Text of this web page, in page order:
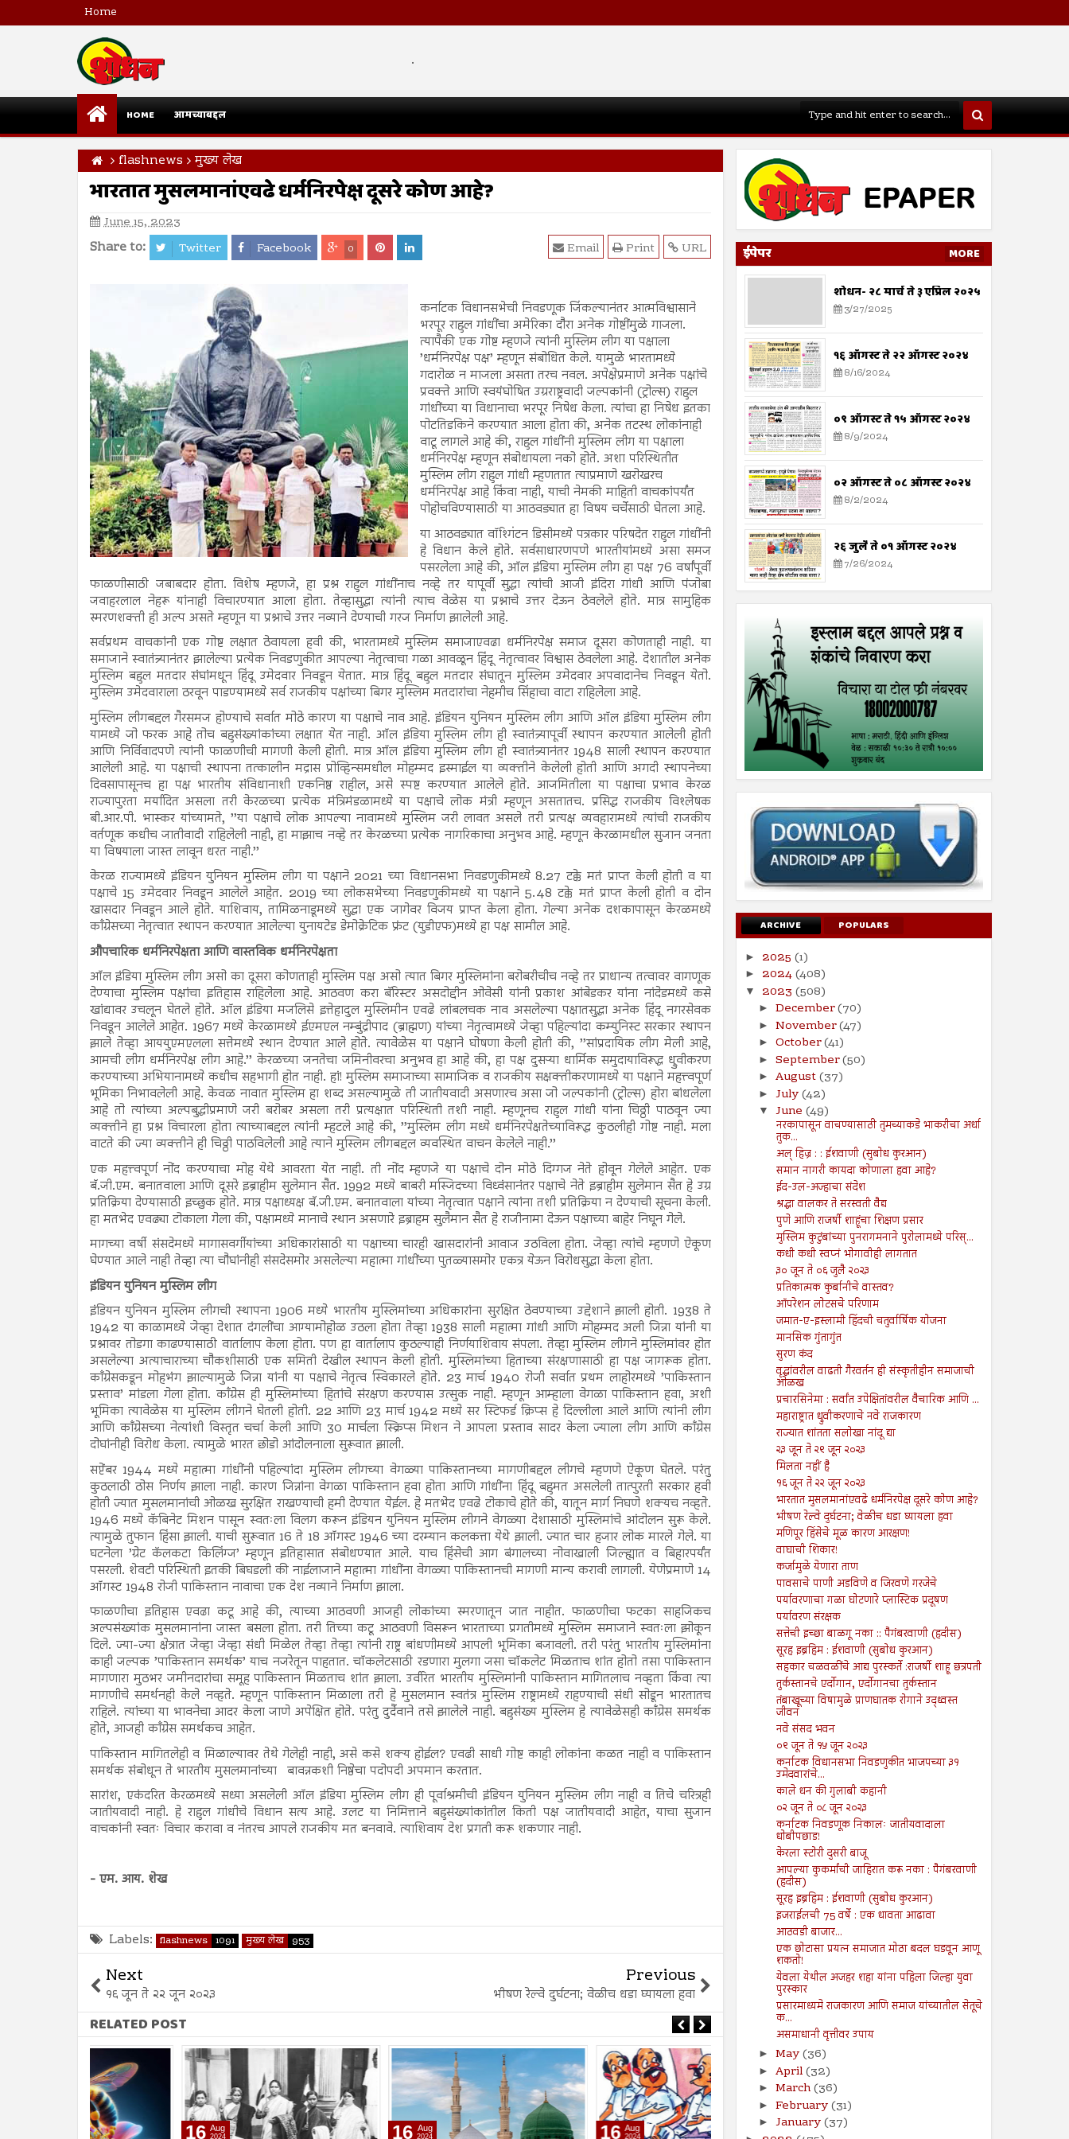
Home
.
HOME आमच्याबद्दल
flashnews मुख्य लेख
भारतात मुसलमानांएवढे धर्मनिरपेक्ष दूसरे कोण आहे?
June 15, 2023
Share to: Twitter Facebook 0 URL
Print
Email
कर्नाटक विधानसभेची निवडणूक जिंकल्यानंतर आत्मविश्वासाने
भरपूर राहुल गांधींचा अमेरिका दौरा अनेक गोष्टींमुळे गाजला.
त्यापैकी एक गोष्ट म्हणजे त्यांनी मुस्लिम लीग या पक्षाला
’धर्मनिरपेक्ष पक्ष’ म्हणून संबोधित केले. यामुळे भारतामध्ये
गदारोळ न माजला असता तरच नवल. अपेक्षेप्रमाणे अनेक पक्षांचे
प्रवक्ते आणि स्वयंघोषित उग्रराष्ट्रवादी जल्पकांनी (ट्रोल्स) राहुल
गांधींच्या या विधानाचा भरपूर निषेध केला. त्यांचा हा निषेध इतका
पोटतिडकिने करण्यात आला होता की, अनेक तटस्थ लोकांनाही
वाटू लागले आहे की, राहुल गांधींनी मुस्लिम लीग या पक्षाला
धर्मनिरपेक्ष म्हणून संबोधायला नको होते. अशा परिस्थितीत
मुस्लिम लीग राहुल गांधी म्हणतात त्याप्रमाणे खरोखरच
धर्मनिरपेक्ष आहे किंवा नाही, याची नेमकी माहिती वाचकांपर्यंत
पोहोचविण्यासाठी या आठवड्यात हा विषय चर्चेसाठी घेतला आहे.
या आठवड्यात वॉश्गिंटन डिसीमध्ये पत्रकार परिषदेत राहुल गांधींनी
हे विधान केले होते. सर्वसाधारणपणे भारतीयांमध्ये असा समज
पसरलेला आहे की, ऑल इंडिया मुस्लिम लीग हा पक्ष 76 वर्षांपूर्वी
फाळणीसाठी जबाबदार होता. विशेष म्हणजे, हा प्रश्न राहुल गांधींनाच नव्हे तर यापूर्वी सुद्धा त्यांची आजी इंदिरा गांधी आणि पंजोबा
जवाहरलाल नेहरू यांनाही विचारण्यात आला होता. तेव्हासुद्धा त्यांनी त्याच वेळेस या प्रश्नाचे उत्तर देऊन ठेवलेले होते. मात्र सामुहिक
स्मरणशक्ती ही अल्प असते म्हणून या प्रश्नाचे उत्तर नव्याने देण्याची गरज निर्माण झालेली आहे.
सर्वप्रथम वाचकांनी एक गोष्ट लक्षात ठेवायला हवी की, भारतामध्ये मुस्लिम समाजाएवढा धर्मनिरपेक्ष समाज दूसरा कोणताही नाही. या
समाजाने स्वातंत्र्यानंतर झालेल्या प्रत्येक निवडणुकीत आपल्या नेतृत्वाचा गळा आवळून हिंदू नेतृत्वावर विश्वास ठेवलेला आहे. देशातील अनेक
मुस्लिम बहुल मतदार संघांमधून हिंदू उमेदवार निवडून येतात. मात्र हिंदू बहुल मतदार संघातून मुस्लिम उमेदवार अपवादानेच निवडून येतो.
मुस्लिम उमेदवाराला ठरवून पाडण्यामध्ये सर्व राजकीय पक्षांच्या बिगर मुस्लिम मतदारांचा नेहमीच सिंहाचा वाटा राहिलेला आहे.
मुस्लिम लीगबद्दल गैरसमज होण्याचे सर्वात मोठे कारण या पक्षाचे नाव आहे. इंडियन युनियन मुस्लिम लीग आणि ऑल इंडिया मुस्लिम लीग
यामध्ये जो फरक आहे तोच बहुसंख्यांकांच्या लक्षात येत नाही. ऑल इंडिया मुस्लिम लीग ही स्वातंत्र्यापूर्वी स्थापन करण्यात आलेली होती
आणि निर्विवादपणे त्यांनी फाळणीची मागणी केली होती. मात्र ऑल इंडिया मुस्लिम लीग ही स्वातंत्र्यानंतर 1948 साली स्थापन करण्यात
आलेली आहे. या पक्षाची स्थापना तत्कालीन मद्रास प्रोव्हिन्समधील मोहम्मद इस्माईल या व्यक्तीने केलेली होती आणि अगदी स्थापनेच्या
दिवसापासूनच हा पक्ष भारतीय संविधानाशी एकनिष्ठ राहील, असे स्पष्ट करण्यात आलेले होते. आजमितीला या पक्षाचा प्रभाव केरळ
राज्यापुरता मर्यादित असला तरी केरळच्या प्रत्येक मंत्रिमंडळामध्ये या पक्षाचे लोक मंत्री म्हणून असतातच. प्रसिद्ध राजकीय विश्लेषक
बी.आर.पी. भास्कर यांच्यामते, ’’या पक्षाचे लोक आपल्या नावामध्ये मुस्लिम जरी लावत असले तरी प्रत्यक्ष व्यवहारामध्ये त्यांची राजकीय
वर्तणूक कधीच जातीवादी राहिलेली नाही, हा माझाच नव्हे तर केरळच्या प्रत्येक नागरिकाचा अनुभव आहे. म्हणून केरळामधील सुजान जनता
या विषयाला जास्त लावून धरत नाही.’’
केरळ राज्यामध्ये इंडियन युनियन मुस्लिम लीग या पक्षाने 2021 च्या विधानसभा निवडणुकीमध्ये 8.27 टक्के मतं प्राप्त केली होती व या
पक्षाचे 15 उमेदवार निवडून आलेले आहेत. 2019 च्या लोकसभेच्या निवडणुकीमध्ये या पक्षाने 5.48 टक्के मतं प्राप्त केली होती व दोन
खासदार निवडून आले होते. याशिवाय, तामिळनाडूमध्ये सुद्धा एक जागेवर विजय प्राप्त केला होता. गेल्या अनेक दशकापासून केरळमध्ये
काँग्रेसच्या नेतृत्वात स्थापन करण्यात आलेल्या युनायटेड डेमोक्रेटिक फ्रंट (युडीएफ)मध्ये हा पक्ष सामील आहे.
औपचारिक धर्मनिरपेक्षता आणि वास्तविक धर्मनिरपेक्षता
ऑल इंडिया मुस्लिम लीग असो का दूसरा कोणताही मुस्लिम पक्ष असो त्यात बिगर मुस्लिमांना बरोबरीचीच नव्हे तर प्राधान्य तत्वावर वागणूक
देण्याचा मुस्लिम पक्षांचा इतिहास राहिलेला आहे. आठवण करा बॅरिस्टर असदोद्दीन ओवेसी यांनी प्रकाश आंबेडकर यांना नांदेडमध्ये कसे
खांद्यावर उचलून घेतले होते. ऑल इंडिया मजलिसे इत्तेहादुल मुस्लिमीन एवढे लांबलचक नाव असलेल्या पक्षातसुद्धा अनेक हिंदू नगरसेवक
निवडून आलेले आहेत. 1967 मध्ये केरळामध्ये ईएमएल नम्बुंद्रीपाद (ब्राह्मण) यांच्या नेतृत्वामध्ये जेव्हा पहिल्यांदा कम्युनिस्ट सरकार स्थापन
झाले तेव्हा आययुएमएलला सत्तेमध्ये स्थान देण्यात आले होते. त्यावेळेस या पक्षाने घोषणा केली होती की, ’’सांप्रदायिक लीग मेली आहे,
आमची लीग धर्मनिरपेक्ष लीग आहे.’’ केरळच्या जनतेचा जमिनीवरचा अनुभव हा आहे की, हा पक्ष दुसऱ्या धार्मिक समुदायाविरूद्ध ध्रुवीकरण
करण्याच्या अभियानामध्ये कधीच सहभागी होत नाही. हां! मुस्लिम समाजाच्या सामाजिक व राजकीय सक्षक्तीकरणामध्ये या पक्षाने महत्त्वपूर्ण
भूमिका निभावलेली आहे. केवळ नावात मुस्लिम हा शब्द असल्यामुळे ती जातीयवादी असणारच असा जो जल्पकांनी (ट्रोल्स) होरा बांधलेला
आहे तो त्यांच्या अल्पबुद्धीप्रमाणे जरी बरोबर असला तरी प्रत्यक्षात परिस्थिती तशी नाही. म्हणूनच राहुल गांधी यांना चिठ्ठी पाठवून ज्या
व्यक्तीने हा प्रश्न विचारला होता त्याच्याबद्दल त्यांनी म्हटले आहे की, ’’मुस्लिम लीग मध्ये धर्मनिरपेक्षतेच्याविरूद्ध कुठलीही गोष्ट नाही. मला
वाटते की ज्या व्यक्तीने ही चिठ्ठी पाठविलेली आहे त्याने मुस्लिम लीगबद्दल व्यवस्थित वाचन केलेले नाही.’’
एक महत्त्वपूर्ण नोंद करण्याचा मोह येथे आवरता येत नाही. ती नोंद म्हणजे या पक्षाचे दोन मोठे दिग्गज नेते होवून गेलेले आहेत. एक
बॅ.जी.एम. बनातवाला आणि दूसरे इब्राहीम सुलेमान सैत. 1992 मध्ये बाबरी मस्जिदच्या विध्वंसानंतर पक्षाचे नेते इब्राहीम सुलेमान सैत हे उग्र
प्रतिक्रिया देण्यासाठी इच्छुक होते. मात्र पक्षाध्यक्ष बॅ.जी.एम. बनातवाला यांच्या नेतृत्वात पक्षाने त्यांना तशी प्रतिक्रिया न देण्याची सूचना केली.
हा मतभेद एवढ्या टोकाला गेला की, पक्षामध्ये मानाचे स्थान असणारे इब्राहम सुलैमान सैत हे राजीनामा देऊन पक्षाच्या बाहेर निघून गेले.
मागच्या वर्षी संसदेमध्ये मागासवर्गीयांच्या अधिकारांसाठी या पक्षाच्या चारही खासदारांनी आवाज उठविला होता. जेव्हा त्यांचे म्हणणे ऐकूण
घेण्यात आले नाही तेव्हा त्या चौघांनीही संसदेसमोर असलेल्या महात्मा गांधींच्या पुतळ्यासमोर एकत्र येऊन विरोधसुद्धा केला होता.
इंडियन युनियन मुस्लिम लीग
इंडियन युनियन मुस्लिम लीगची स्थापना 1906 मध्ये भारतीय मुस्लिमांच्या अधिकारांना सुरक्षित ठेवण्याच्या उद्देशाने झाली होती. 1938 ते
1942 या काळामध्ये जेव्हा देशात दंगलींचा आग्यामोहोळ उठला होता तेव्हा 1938 साली महात्मा गांधी आणि मोहम्मद अली जिन्ना यांनी या
प्रश्नावर तोडगा काढण्यासाठी वार्तालाप केला होता. पण हा वार्तालाप कुठल्याही निर्णयाशिवाय संपला. तेव्हा मुस्लिम लीगने मुस्लिमांवर होत
असलेल्या अत्याचाराच्या चौकशीसाठी एक समिती देखील स्थापन केली होती. मुस्लिमांच्या हिताच्या संरक्षणासाठी हा पक्ष जागरूक होता.
काँग्रेसकडून मोहभंग झाल्यामुळे जिन्ना यांनी या पक्षाचे नेतृत्व स्विकारले होते. 23 मार्च 1940 रोजी सर्वात प्रथम लाहोरमध्ये ’पाकिस्तान
प्रस्ताव’ मांडला गेला होता. काँग्रेस ही मुस्लिमांच्या हितांचे संरक्षण करण्यास उत्सुक नाही. म्हणून आम्हाला वेगळा पाकिस्तान हवा, अशी
भूमिका त्यावेळेस या मुस्लिम लीगने घेतली होती. 22 आणि 23 मार्च 1942 मध्ये सर स्टिफर्ड क्रिप्स हे दिल्लीला आले आणि त्यांनी लीग
आणि काँग्रेसच्या नेत्यांशी विस्तृत चर्चा केली आणि 30 मार्चला स्क्रिप्स मिशन ने आपला प्रस्ताव सादर केला ज्याला लीग आणि काँग्रेस
दोघांनीही विरोध केला. त्यामुळे भारत छोडो आंदोलनाला सुरूवात झाली.
सप्टेंबर 1944 मध्ये महात्मा गांधींनी पहिल्यांदा मुस्लिम लीगच्या वेगळ्या पाकिस्तानच्या मागणीबद्दल लीगचे म्हणणे ऐकूण घेतले. परंतु
कुठलाठी ठोस निर्णय झाला नाही. कारण जिन्नांना वेगळा पाकिस्तान हवा होता आणि गांधींना हिंदू बहुमत असलेली तात्पुरती सरकार हवी
होती ज्यात मुसलमानांची ओळख सुरक्षित राखण्याची हमी देण्यात येईल. हे मतभेद एवढे टोकाचे होते की, यातून मार्ग निघणे शक्यच नव्हते.
1946 मध्ये कॅबिनेट मिशन पासून स्वतःला विलग करून इंडियन युनियन मुस्लिम लीगने वेगळ्या देशासाठी मुस्लिमांचे आंदोलन सुरू केले.
त्यामुळे तुफान हिंसा झाली. याची सुरूवात 16 ते 18 ऑगस्ट 1946 च्या दरम्यान कलकत्ता येथे झाली. ज्यात चार हजार लोक मारले गेले. या
घटनेला ’ग्रेट कॅलकटा किलिंग्ज’ म्हणून इतिहासात संबोधण्यात आले. याच हिंसेची आग बंगालच्या नोवाखाली जिल्ह्यात व बिहारपर्यंत
पसरली. शेवटी परिस्थिती इतकी बिघडली की नाईलाजाने महात्मा गांधींना वेगळ्या पाकिस्तानची मागणी मान्य करावी लागली. येणेप्रमाणे 14
ऑगस्ट 1948 रोजी पाकिस्तान नावाचा एक देश नव्याने निर्माण झाला.
फाळणीचा इतिहास एवढा कटू आहे की, त्याच्या आठवणी आजही लोकांच्या स्मरणातून जात नाहीत. फाळणीचा फटका साहजिकच
अल्पसंख्यांक मुसलमानांना जास्त बसला होता. तरी तिच्या कटू आठवणी विसरून भारताच्या प्रगतीमध्ये मुस्लिम समाजाने स्वतःला झोकून
दिले. ज्या-ज्या क्षेत्रात जेव्हा जेव्हा संधी मिळेल तेव्हा तेव्हा त्यांनी राष्ट्र बांधणीमध्ये आपली भूमिका बजावली. तरी परंतु भारतीय मुस्लिमांना
काही जल्पक ’पाकिस्तान समर्थक’ याच नजरेतून पाहतात. चॉकलेटसाठी रडणारा मुलगा जसा चॉकलेट मिळताच शांत होतो तसा पाकिस्तान
मागणारा मुठभर जमीनदारांचा समूह पाकिस्तान मिळताच शांत झाला. उर्वरित भारतीय मुस्लिमांनी पाकिस्तान मागितलाच नव्हता किंवा त्या
मागणीचे समर्थनही केले नव्हते. म्हणून पाकिस्तान मिळाला तरी हे मुसलमान स्वतंत्र मुस्लिम राष्ट्रामध्ये राहण्याची संधी सोडून भारतातच
राहिले. त्यांच्या या भावनेचा आदर केला जाणे अपेक्षित होते. परंतु दुर्दैवाने तसे झालेले नाही. बहुसंख्य मुस्लिम हे त्यावेळेसही काँग्रेस समर्थक
होते, आजही काँग्रेस समर्थकच आहेत.
पाकिस्तान मागितलेही व मिळाल्यावर तेथे गेलेही नाही, असे कसे शक्य होईल? एवढी साधी गोष्ट काही लोकांना कळत नाही व पाकिस्तान
समर्थक संबोधून ते भारतीय मुसलमानांच्या बावन्नकशी निष्ठेचा पदोपदी अपमान करतात.
सारांश, एकंदरित केरळमध्ये सध्या असलेली ऑल इंडिया मुस्लिम लीग ही पूर्वाश्रमीची इंडियन युनियन मुस्लिम लीग नाही व तिचे चरित्रही
जातीयवादी नाही. हे राहुल गांधीचे विधान सत्य आहे. उलट या निमित्ताने बहुसंख्यांकांतील किती पक्ष जातीयवादी आहेत, याचा सुजान
वाचकांनी स्वतः विचार करावा व नंतरच आपले राजकीय मत बनवावे. त्याशिवाय देश प्रगती करू शकणार नाही.
- एम. आय. शेख
Labels: flashnews 1091 मुख्य लेख 953
Next
१६ जून ते २२ जून २०२३
Previous
भीषण रेल्वे दुर्घटना; वेळीच धडा घ्यायला हवा
RELATED POST
16 Aug
2024 16 Aug
2024 16 Aug
2024 2024
ईपेपर MORE
शोधन- २८ मार्च ते ३ एप्रिल २०२५
3/27/2025
१६ ऑगस्ट ते २२ ऑगस्ट २०२४
8/16/2024
०९ ऑगस्ट ते १५ ऑगस्ट २०२४
8/9/2024
०२ ऑगस्ट ते ०८ ऑगस्ट २०२४
8/2/2024
२६ जुलै ते ०१ ऑगस्ट २०२४
7/26/2024
ARCHIVE POPULARS
► 2025 (1)
► 2024(408)
▼ 2023 (508)
► December(70)
► November(47)
► October(41)
► September(50)
► August(37)
► July(42)
▼ June (49)
नरकापासून वाचण्यासाठी तुमच्याकडे भाकरीचा अर्धा
तुक...
अल् हिज्र : : ईशवाणी (सुबोध कुरआन)
समान नागरी कायदा कोणाला हवा आहे?
ईद-उल-अज्हाचा संदेश
श्रद्धा वालकर ते सरस्वती वैद्य
पुणे आणि राजर्षी शाहूंचा शिक्षण प्रसार
मुस्लिम कुटुंबांच्या पुनरागमनाने पुरोलामध्ये परिस्...
कधी कधी स्वप्नं भोगावीही लागतात
३० जून ते ०६ जुलै २०२३
प्रतिकात्मक कुर्बानीचे वास्तव?
ऑपरेशन लोटसचे परिणाम
जमात-ए-इस्लामी हिंदची चतुर्वार्षिक योजना
मानसिक गुंतागुंत
सुरण कंद
वृद्धांवरील वाढती गैरवर्तन ही संस्कृतीहीन समाजाची
ओळख
प्रचारसिनेमा : सर्वांत उपेक्षितांवरील वैचारिक आणि ...
महाराष्ट्रात ध्रुवीकरणाचे नवे राजकारण
राज्यात शांतता सलोखा नांदू द्या
२३ जून ते २९ जून २०२३
मिलता नहीं है
१६ जून ते २२ जून २०२३
भारतात मुसलमानांएवढे धर्मनिरपेक्ष दूसरे कोण आहे?
भीषण रेल्वे दुर्घटना; वेळीच धडा घ्यायला हवा
मणिपूर हिंसेचे मूळ कारण आरक्षण!
वाघाची शिकार!
कर्जामुळे येणारा ताण
पावसाचे पाणी अडविणे व जिरवणे गरजेचे
पर्यावरणाचा गळा घोटणारे प्लास्टिक प्रदूषण
पर्यावरण संरक्षक
सत्तेची इच्छा बाळगू नका :: पैगंबरवाणी (हदीस)
सूरह इब्रहिम : ईशवाणी (सुबोध कुरआन)
सहकार चळवळींचे आद्य पुरस्कर्ते :राजर्षी शाहू छत्रपती
तुर्कस्तानचे एर्दोगान, एर्दोगानचा तुर्कस्तान
तंबाखूच्या विषामुळे प्राणघातक रोगाने उद्ध्वस्त
जीवन
नवे संसद भवन
०९ जून ते १५ जून २०२३
कर्नाटक विधानसभा निवडणुकीत भाजपच्या ३१
उमेदवारांचे...
काले धन की गुलाबी कहानी
०२ जून ते ०८ जून २०२३
कर्नाटक निवडणूक निकालः जातीयवादाला
धोबीपछाड!
केरला स्टोरी दुसरी बाजू
आपल्या कुकर्मांची जाहिरात करू नका : पैगंबरवाणी
(हदीस)
सूरह इब्रहिम : ईशवाणी (सुबोध कुरआन)
इजराईलची 75 वर्षे : एक धावता आढावा
आठवडी बाजार...
एक छोटासा प्रयत्न समाजात मोठा बदल घडवून आणू
शकतो!
येवला येथील अजहर शहा यांना पहिला जिल्हा युवा
पुरस्कार
प्रसारमाध्यमे राजकारण आणि समाज यांच्यातील सेतूचे
क...
असमाधानी वृत्तीवर उपाय
► May(36)
► April(32)
► March(36)
► February(31)
► January(37)